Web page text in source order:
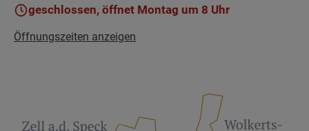
geschlossen, öffnet Montag um 8 Uhr
Öffnungszeiten anzeigen